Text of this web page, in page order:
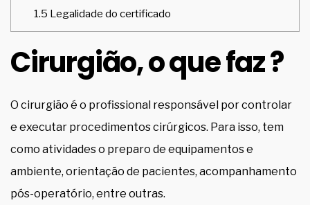
1.5 Legalidade do certificado
Cirurgião, o que faz ?
O cirurgião é o profissional responsável por controlar
e executar procedimentos cirúrgicos. Para isso, tem
como atividades o preparo de equipamentos e
ambiente, orientação de pacientes, acompanhamento
pós-operatório, entre outras.